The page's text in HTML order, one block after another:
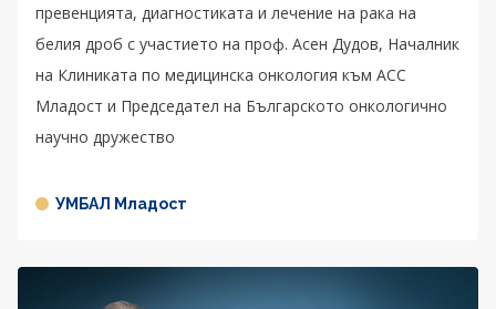
превенцията, диагностиката и лечение на рака на
белия дроб с участието на проф. Асен Дудов, Началник
на Клиниката по медицинска онкология към АСС
Младост и Председател на Българското онкологично
научно дружество
УМБАЛ Младост